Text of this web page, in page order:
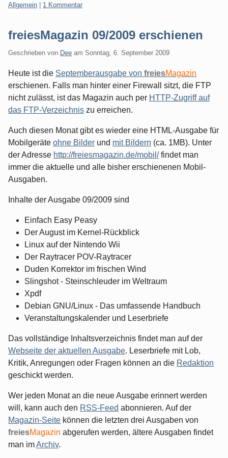
Kategorien:
Allgemein 1 Kommentar
freiesMagazin 09/2009 erschienen
Geschrieben von Dee am Sonntag, 6. September 2009
Heute ist die Septemberausgabe von freiesMagazin
erschienen. Falls man hinter einer Firewall sitzt, die FTP
nicht zulässt, ist das Magazin auch per HTTP-Zugriff auf
das FTP-Verzeichnis zu erreichen.
Auch diesen Monat gibt es wieder eine HTML-Ausgabe für
Mobilgeräte ohne Bilder und mit Bildern (ca. 1MB). Unter
der Adresse http://freiesmagazin.de/mobil/findet man
immer die aktuelle und alle bisher erschienenen Mobil-
Ausgaben.
Inhalte der Ausgabe 09/2009 sind
Einfach Easy Peasy
Der August im Kernel-Rückblick
Linux auf der Nintendo Wii
Der Raytracer POV-Raytracer
Duden Korrektor im frischen Wind
Slingshot - Steinschleuder im Weltraum
Xpdf
Debian GNU/Linux - Das umfassende Handbuch
Veranstaltungskalender und Leserbriefe
Das vollständige Inhaltsverzeichnis findet man auf der
Webseite der aktuellen Ausgabe. Leserbriefe mit Lob,
Kritik, Anregungen oder Fragen können an die Redaktion
geschickt werden.
Wer jeden Monat an die neue Ausgabe erinnert werden
will, kann auch den RSS-Feed abonnieren. Auf der
Magazin-Seite können die letzten drei Ausgaben von
freiesMagazin abgerufen werden, ältere Ausgaben findet
man imArchiv.